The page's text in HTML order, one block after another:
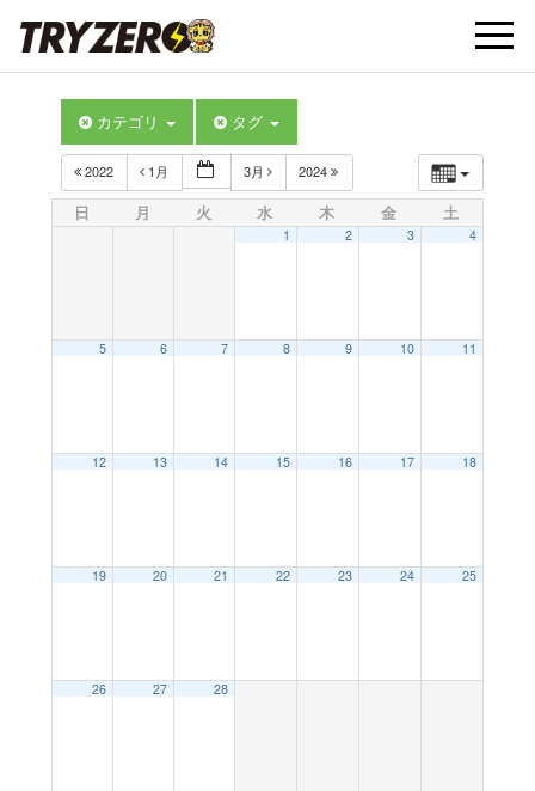
t
カテゴリ タグ
2022 1月 3月 2024
日 月 火 水 木 金 土
1 2 3 4
5 6 7 8 9 10 11
12 13 14 15 16 17 18
19 20 21 22 23 24 25
26 27 28